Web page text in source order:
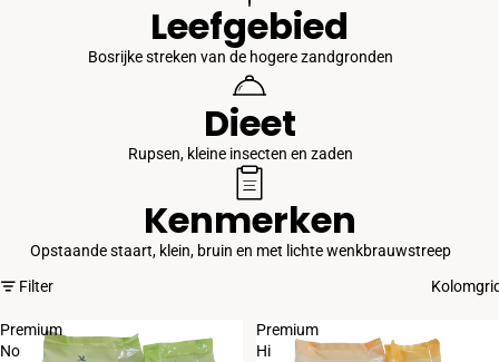
Leefgebied
Bosrijke streken van de hogere zandgronden
Dieet
Rupsen, kleine insecten en zaden
Kenmerken
Opstaande staart, klein, bruin en met lichte wenkbrauwstreep
Filter
Premium
No
Premium
Hi